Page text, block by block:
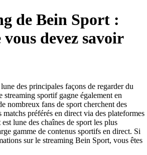
de Bein Sport :
devez savoir
des principales façons de regarder du
streaming sportif gagne également en
nombreux fans de sport cherchent des
matchs préférés en direct via des plateformes
lune des chaînes de sport les plus
gamme de contenus sportifs en direct. Si
sur le streaming Bein Sport, vous êtes